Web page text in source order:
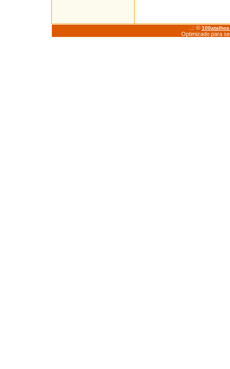
..:: ©
Optimizado para